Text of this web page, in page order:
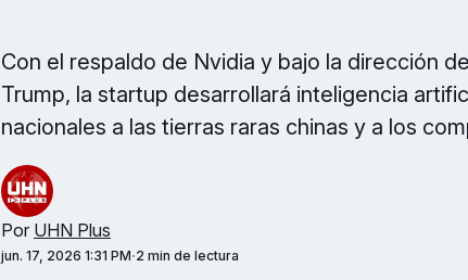
Con el respaldo de Nvidia y bajo la dirección
Trump, la startup desarrollará inteligencia
nacionales a las tierras raras chinas y a los
Por UHN Plus
jun. 17, 2026 1:31 PM 2 min de lectura